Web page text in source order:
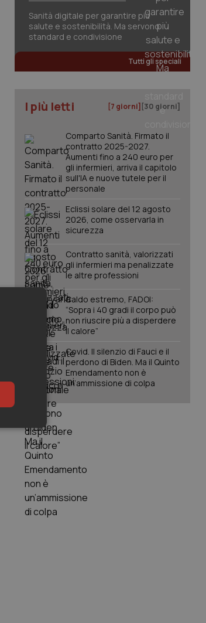
Sanità digitale per garantire più
salute e sostenibilità. Ma servono
standard e condivisione
Tutti gli speciali
I più letti [7 giorni] [30 giorni]
Comparto Sanità. Firmato il
contratto 2025-2027.
Aumenti fino a 240 euro per
gli infermieri, arriva il capitolo
sull'IA e nuove tutele per il
personale
Eclissi solare del 12 agosto
2026, come osservarla in
sicurezza
Contratto sanità, valorizzati
gli infermieri ma penalizzate
le altre professioni
Caldo estremo, FADOI:
“Sopra i 40 gradi il corpo può
non riuscire più a disperdere
il calore”
Covid. Il silenzio di Fauci e il
perdono di Biden. Ma il Quinto
Emendamento non è
un’ammissione di colpa